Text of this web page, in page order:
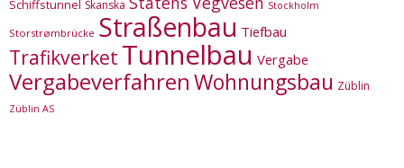
Schiffstunnel Skanska Stockholm
Storstrømbrücke Straßenbau Tiefbau
Trafikverket Tunnelbau Vergabe
VergabeverfahrenWohnungsbau Züblin
Züblin AS